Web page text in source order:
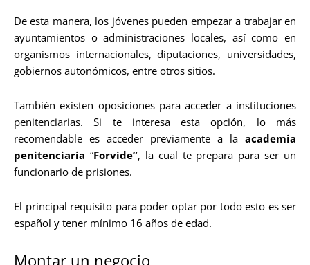
De esta manera, los jóvenes pueden empezar a trabajar en
ayuntamientos o administraciones locales, así como en
organismos internacionales, diputaciones, universidades,
gobiernos autonómicos, entre otros sitios.
También existen oposiciones para acceder a instituciones
penitenciarias. Si te interesa esta opción, lo más
recomendable es acceder previamente a la academia
penitenciaria “Forvide”, la cual te prepara para ser un
funcionario de prisiones.
El principal requisito para poder optar por todo esto es ser
español y tener mínimo 16 años de edad.
Montar un negocio